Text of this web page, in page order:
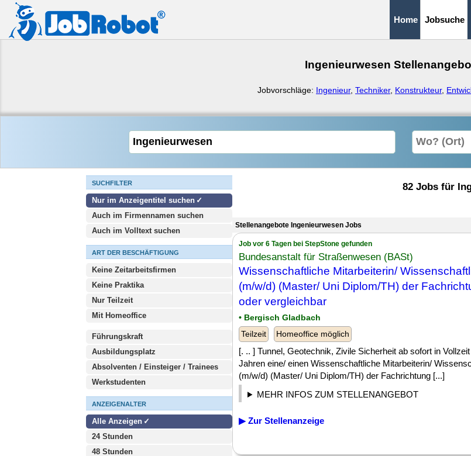
Home Jobsuche
Ingenieurwesen
Jobvorschläge: Ingenieur, Techniker, Konstrukteur,
SUCHFILTER
Nur im Anzeigentitel suchen
Auch im Firmennamen suchen
Auch im Volltext suchen
ART DER BESCHÄFTIGUNG
Keine Zeitarbeitsfirmen
Keine Praktika
Nur Teilzeit
Mit Homeoffice
Führungskraft
Ausbildungsplatz
Absolventen / Einsteiger / Trainees
Werkstudenten
ANZEIGENALTER
Alle Anzeigen
24 Stunden
48 Stunden
82 Jobs für
Stellenangebote Ingenieurwesen Jobs
Job vor 6 Tagen bei StepStone gefunden
Bundesanstalt für Straßenwesen (BASt)
Wissenschaftliche Mitarbeiterin/
(m/w/d) (Master/ Uni Diplom/TH) der
oder vergleichbar
• Bergisch Gladbach
Teilzeit
Homeoffice möglich
[. .. ] Tunnel, Geotechnik, Zivile Sicherheit ab sofort in
Jahren eine/ einen Wissenschaftliche Mitarbeiterin/
(m/w/d) (Master/ Uni Diplom/TH) der Fachrichtung [...]
MEHR INFOS ZUM STELLENANGEBOT
▶ Zur Stellenanzeige